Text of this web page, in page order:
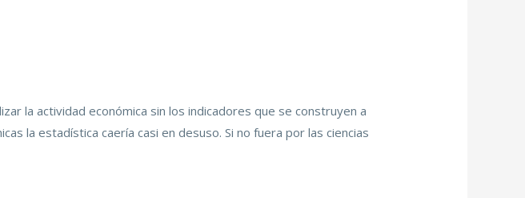
la actividad económica sin los indicadores que se construyen a
la estadística caería casi en desuso. Si no fuera por las ciencias